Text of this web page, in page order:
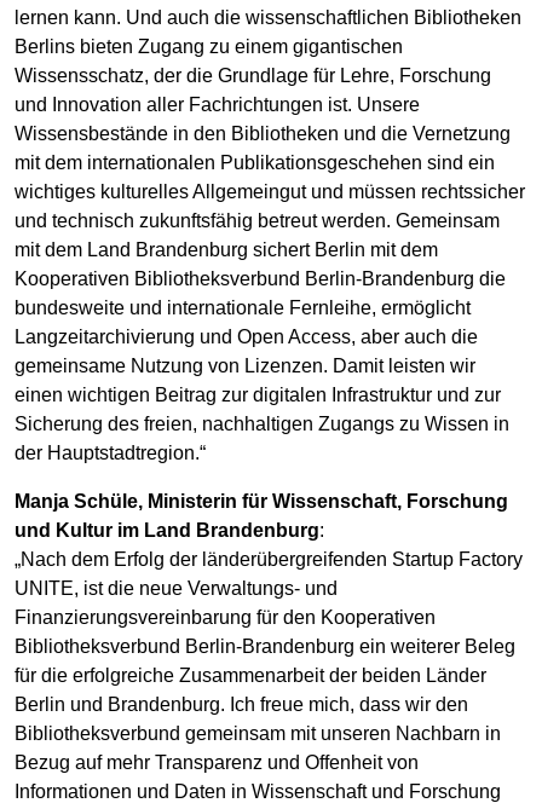
lernen kann. Und auch die wissenschaftlichen Bibliotheken
Berlins bieten Zugang zu einem gigantischen
Wissensschatz, der die Grundlage für Lehre, Forschung
und Innovation aller Fachrichtungen ist. Unsere
Wissensbestände in den Bibliotheken und die Vernetzung
mit dem internationalen Publikationsgeschehen sind ein
wichtiges kulturelles Allgemeingut und müssen rechtssicher
und technisch zukunftsfähig betreut werden. Gemeinsam
mit dem Land Brandenburg sichert Berlin mit dem
Kooperativen Bibliotheksverbund Berlin-Brandenburg die
bundesweite und internationale Fernleihe, ermöglicht
Langzeitarchivierung und Open Access, aber auch die
gemeinsame Nutzung von Lizenzen. Damit leisten wir
einen wichtigen Beitrag zur digitalen Infrastruktur und zur
Sicherung des freien, nachhaltigen Zugangs zu Wissen in
der Hauptstadtregion.“
Manja Schüle, Ministerin für Wissenschaft, Forschung
und Kultur im Land Brandenburg:
„Nach dem Erfolg der länderübergreifenden Startup Factory
UNITE, ist die neue Verwaltungs- und
Finanzierungsvereinbarung für den Kooperativen
Bibliotheksverbund Berlin-Brandenburg ein weiterer Beleg
für die erfolgreiche Zusammenarbeit der beiden Länder
Berlin und Brandenburg. Ich freue mich, dass wir den
Bibliotheksverbund gemeinsam mit unseren Nachbarn in
Bezug auf mehr Transparenz und Offenheit von
Informationen und Daten in Wissenschaft und Forschung